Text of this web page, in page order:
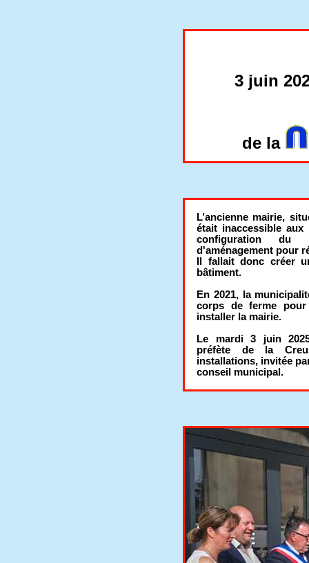
3 juin
de la
L’ancienne mairie,
était inaccessible
configuration du
d'aménagement pour
Il fallait donc créer
bâtiment.
En 2021, la
corps de ferme
installer la mairie.
Le mardi 3 juin
préfète de la
installations, invitée
conseil municipal.